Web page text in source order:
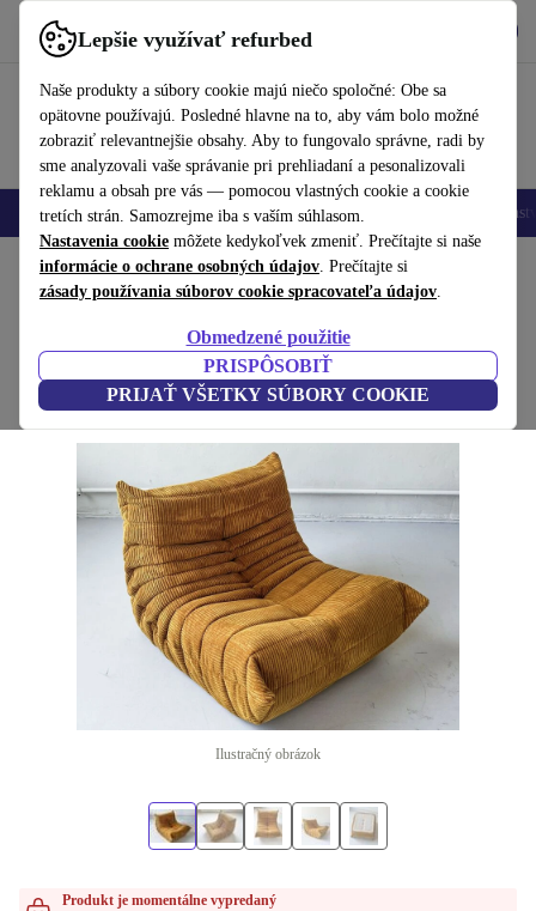
Lepšie využívať refurbed
Naše produkty a súbory cookie majú niečo spoločné: Obe sa
opätovne používajú. Posledné hlavne na to, aby vám bolo možné
zobraziť relevantnejšie obsahy. Aby to fungovalo správne, radi by
sme analyzovali vaše správanie pri prehliadaní a pesonalizovali
reklamu a obsah pre vás — pomocou vlastných cookie a cookie
tretích strán. Samozrejme iba s vaším súhlasom.
Nastavenia cookie môžete kedykoľvek zmeniť. Prečítajte si naše
informácie o ochrane osobných údajov. Prečítajte si
zásady používania súborov cookie spracovateľa údajov.
Obmedzené použitie
PRISPÔSOBIŤ
PRIJAŤ VŠETKY SÚBORY COOKIE
používať refurbed rýchlo a jednoducho
Mobilné telefóny Laptopy Tablety Inteligentné hodinky
Domov Produkty Domácnosť Nábytok
Togo kreslo Cord Sandbraun
hnedá
(Zbieranie recenzií)
Ilustračný obrázok
Produkt je momentálne vypredaný